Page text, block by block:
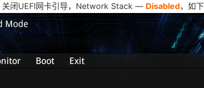
关闭UEFI网卡引导，Network Stack — Disabled，如